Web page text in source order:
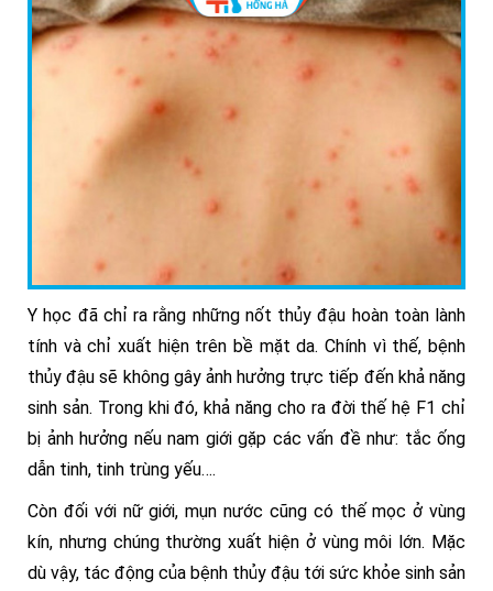
Y học đã chỉ ra rằng những nốt thủy đậu hoàn toàn lành
tính và chỉ xuất hiện trên bề mặt da. Chính vì thế, bệnh
thủy đậu sẽ không gây ảnh hưởng trực tiếp đến khả năng
sinh sản. Trong khi đó, khả năng cho ra đời thế hệ F1 chỉ
bị ảnh hưởng nếu nam giới gặp các vấn đề như: tắc ống
dẫn tinh, tinh trùng yếu….
Còn đối với nữ giới, mụn nước cũng có thế mọc ở vùng
kín, nhưng chúng thường xuất hiện ở vùng môi lớn. Mặc
dù vậy, tác động của bệnh thủy đậu tới sức khỏe sinh sản